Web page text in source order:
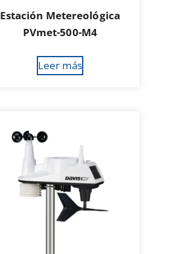
Estación Metereológica
PVmet-500-M4
Leer más